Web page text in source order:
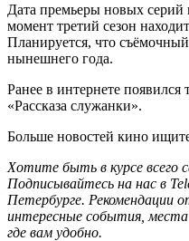
Дата премьеры новых серий
момент третий сезон
Планируется, что
нынешнего года.
Ранее в интернете появился
«Рассказа служанки».
Больше новостей кино
Хотите быть в курсе всего
Подписывайтесь на нас в
Петербурге. Рекомендации
интересные события,
где вам удобно.